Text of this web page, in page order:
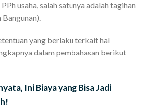
usaha, salah satunya adalah tagihan
Bangunan).
yang berlaku terkait hal
dalam pembahasan berikut
Ini Biaya yang Bisa Jadi